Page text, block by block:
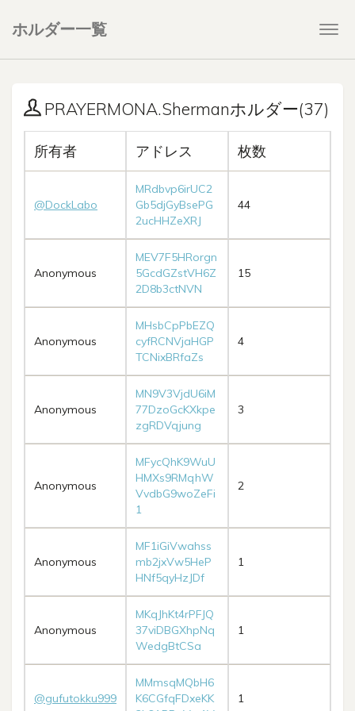
ホルダー一覧
PRAYERMONA.Shermanホルダー(37)
所有者 アドレス 枚数
@DockLabo
MRdbvp6irUC2
Gb5djGyBsePG
2ucHHZeXRJ
44
Anonymous
MEV7F5HRorgn
5GcdGZstVH6Z
2D8b3ctNVN
15
Anonymous
MHsbCpPbEZQ
cyfRCNVjaHGP
TCNixBRfaZs
4
Anonymous
MN9V3VjdU6iM
77DzoGcKXkpe
zgRDVqjung
3
Anonymous
MFycQhK9WuU
HMXs9RMqhW
VvdbG9woZeFi
1
2
Anonymous
MF1iGiVwahss
mb2jxVw5HeP
HNf5qyHzJDf
1
Anonymous
MKqJhKt4rPFJQ
37viDBGXhpNq
WedgBtCSa
1
@gufutokku999
MMmsqMQbH6
K6CGfqFDxeKK
1